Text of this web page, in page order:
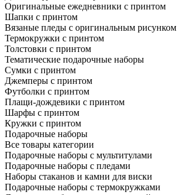
Оригинальные ежедневники с принтом
Шапки с принтом
Вязаные пледы с оригинальным рисунком
Термокружки с принтом
Толстовки с принтом
Тематические подарочные наборы
Сумки с принтом
Джемперы с принтом
Футболки с принтом
Плащи-дождевики с принтом
Шарфы с принтом
Кружки с принтом
Подарочные наборы
Все товары категории
Подарочные наборы с мультитулами
Подарочные наборы с пледами
Наборы стаканов и камни для виски
Подарочные наборы с термокружками